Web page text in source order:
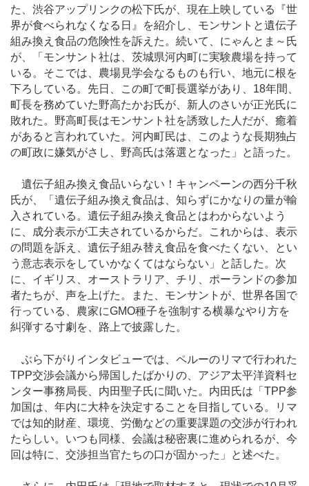
た、渋谷アップリンクの松下氏が、現在上映している『世
界が食べられなくなる日』を紹介し、モンサントと遺伝子
組み換え食品の危険性を訴えた。続いて、にゃんとま～氏
が、「モンサント社は、茨城県河内町に実験農場を持って
いる。そこでは、農場見学会なるものも行い、地元に根を
下ろしている。先日、この町で町長選挙があり、18年間、
町長を務めていた野高たかお氏が、新人のさいが正光氏に
敗れた。野高町長はモンサント社を誘致した人だが、癒着
があると言われていた。河内町民は、このような長期独占
の町政に嫌気がさし、野高氏は落選となった」と語った。
遺伝子組み換え食品いらない！キャンペーンの西分千秋
氏が、「遺伝子組み換え食品は、知らずにかなりの量が輸
入されている。遺伝子組み換え食品とはわからないよう
に、成分表示が工夫されているからだ。これからは、表示
の問題を訴え、遺伝子組み替え食品を食べたくない、とい
う意志表示をしていかなくてはならない」と話した。次
に、イギリス、オーストラリア、チリ、ポーランドの参加
者たちが、声を上げた。また、モンサントが、世界各国で
行っている、農家にGMO種子を強制する横暴なやり方を
糾弾する寸劇を、路上で披露した。
ぶら下がりインタビューでは、ペルーのリマで行われた
TPP交渉会議から帰国したばかりの、アジア太平洋資料セ
ンター事務局長、内田聖子氏に聞いた。内田氏は「TPP参
加国は、年内に大枠を決定することを目指している。リマ
では知的財産、環境、労働などの重要課題の交渉が行われ
たらしい。いつも同様、会議は秘密裏に進められるが、今
回は特に、交渉担当官たちの口が固かった」と述べた。